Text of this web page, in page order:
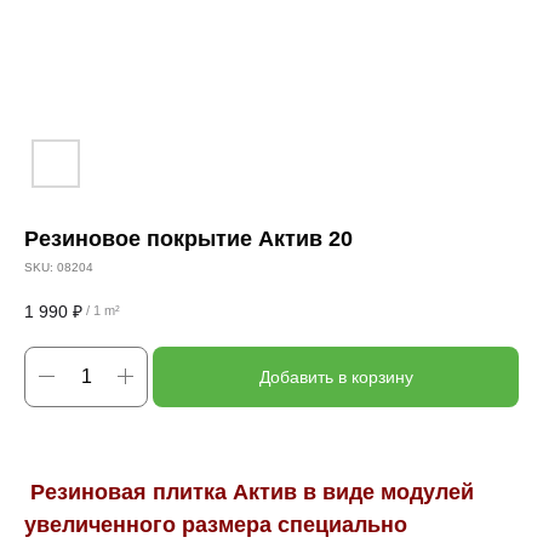
Резиновое покрытие Актив 20
SKU: 08204
1 990 ₽ / 1 m²
Добавить в корзину
Резиновая плитка Актив в виде модулей
увеличенного размера специально